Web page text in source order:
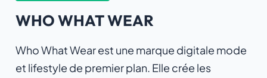
WHO WHAT WEAR
Who What Wear est une marque digitale mode
et lifestyle de premier plan. Elle crée les